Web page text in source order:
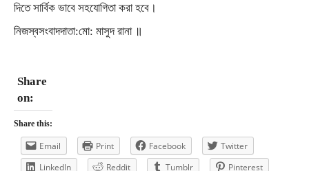
দিতে সার্বিক ভাবে সহযোগিতা করা হবে।
নিজস্বসংবাদদাতা:মো: মাসুদ রানা ॥
Share
on:
Share this:
Email Print Facebook
Twitter
LinkedIn
Reddit Tumblr
Pinterest